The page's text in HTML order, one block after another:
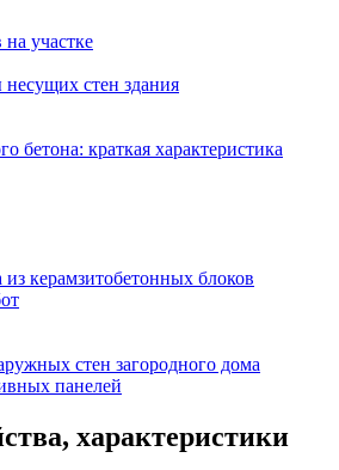
участке
стен здания
краткая характеристика
керамзитобетонных блоков
стен загородного дома
панелей
характеристики